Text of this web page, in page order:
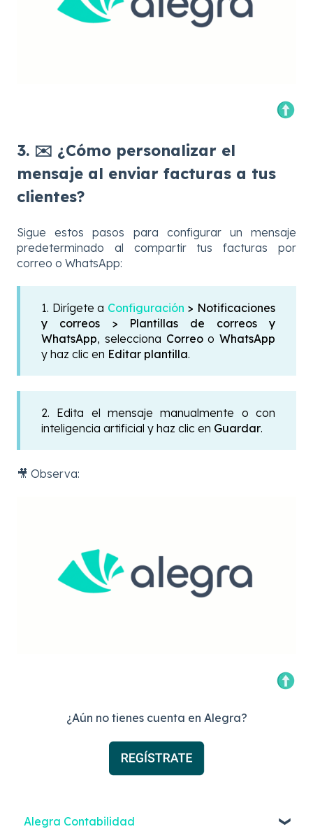
3. ✉️ ¿Cómo personalizar el
mensaje al enviar facturas a tus
clientes?
Sigue estos pasos para configurar un mensaje
predeterminado al compartir tus facturas por
correo o WhatsApp:
1. Dirígete a Configuración > Notificaciones
y correos > Plantillas de correos y
WhatsApp, selecciona Correoo WhatsApp
y haz clic en Editar plantilla.
2. Edita el mensaje manualmente o con
inteligencia artificial y haz clic en Guardar.
🎥 Observa:
¿Aún no tienes cuenta en Alegra?
Alegra Contabilidad